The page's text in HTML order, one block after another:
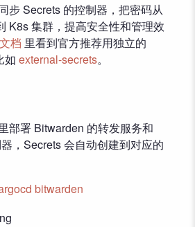
步 Secrets 的控制器，把密码从
K8s 集群，提高安全性和管理效
档 里看到官方推荐用独立的
如 external-secrets。
部署 Bitwarden 的转发服务和
，Secrets 会自动创建到对应的
bitwarden